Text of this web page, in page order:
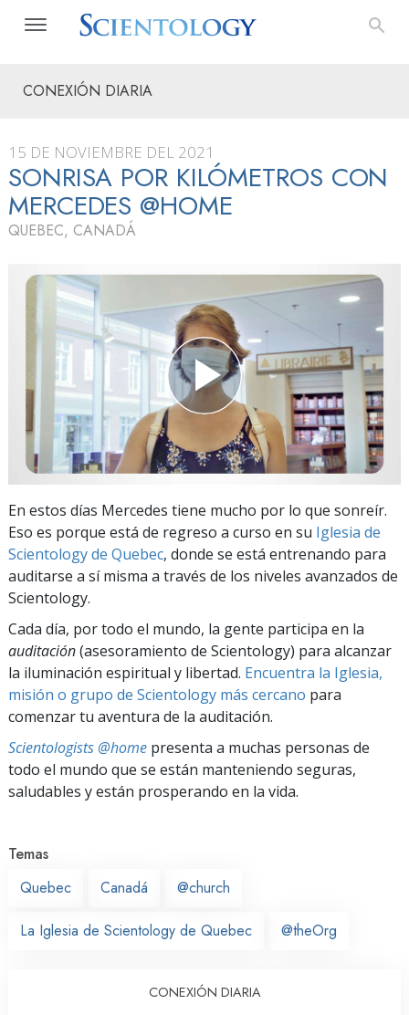
CONEXIÓN DIARIA
15 DE NOVIEMBRE DEL 2021
SONRISA POR KILÓMETROS CON
MERCEDES @HOME
QUEBEC, CANADÁ
En estos días Mercedes tiene mucho por lo que sonreír.
Eso es porque está de regreso a curso en su Iglesia de
Scientology de Quebec, donde se está entrenando para
auditarse a sí misma a través de los niveles avanzados de
Scientology.
Cada día, por todo el mundo, la gente participa en la
auditación(asesoramiento de Scientology) para alcanzar
la iluminación espiritual y libertad. Encuentra la Iglesia,
misión o grupo de Scientology más cercano para
comenzar tu aventura de la auditación.
Scientologists @home presenta a muchas personas de
todo el mundo que se están manteniendo seguras,
saludables y están prosperando en la vida.
Temas
Quebec
Canadá @church
La Iglesia de Scientology de Quebec @theOrg
CONEXIÓN DIARIA